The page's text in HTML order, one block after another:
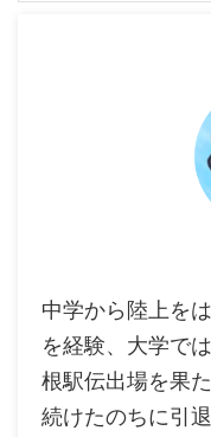
中学から陸上を
を経験、大学で
根駅伝出場を果
続けたのちに引